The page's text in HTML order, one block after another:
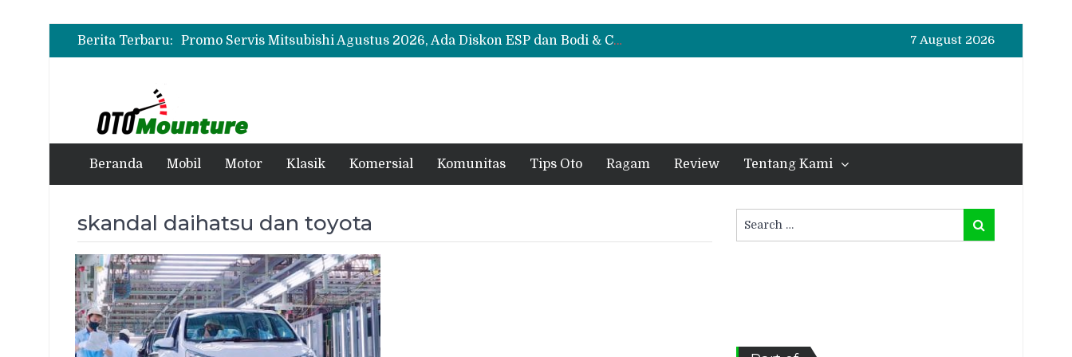
Berita Terbaru:
Bukan Cuma Layar 14,6 Inci, Ini Fitur Pintar Changan Nevo Q05 yang Dibanderol Rp309 Juta
Promo Servis Mitsubishi Agustus 2026, Ada Diskon ESP dan Bodi & Cat Kilau Merdeka
Suzuki XL7 Terbaru Jadi Favorit Test Drive di GIIAS 2026, Ini Fitur yang Paling Dipuji
7 August 2026
Beranda Mobil Motor Klasik Komersial Komunitas Tips Oto Ragam Review Tentang Kami
skandal daihatsu dan toyota
for:
Search